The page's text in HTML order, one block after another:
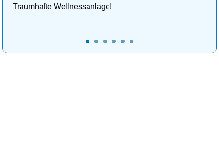
Traumhafte Wellnessanlage!